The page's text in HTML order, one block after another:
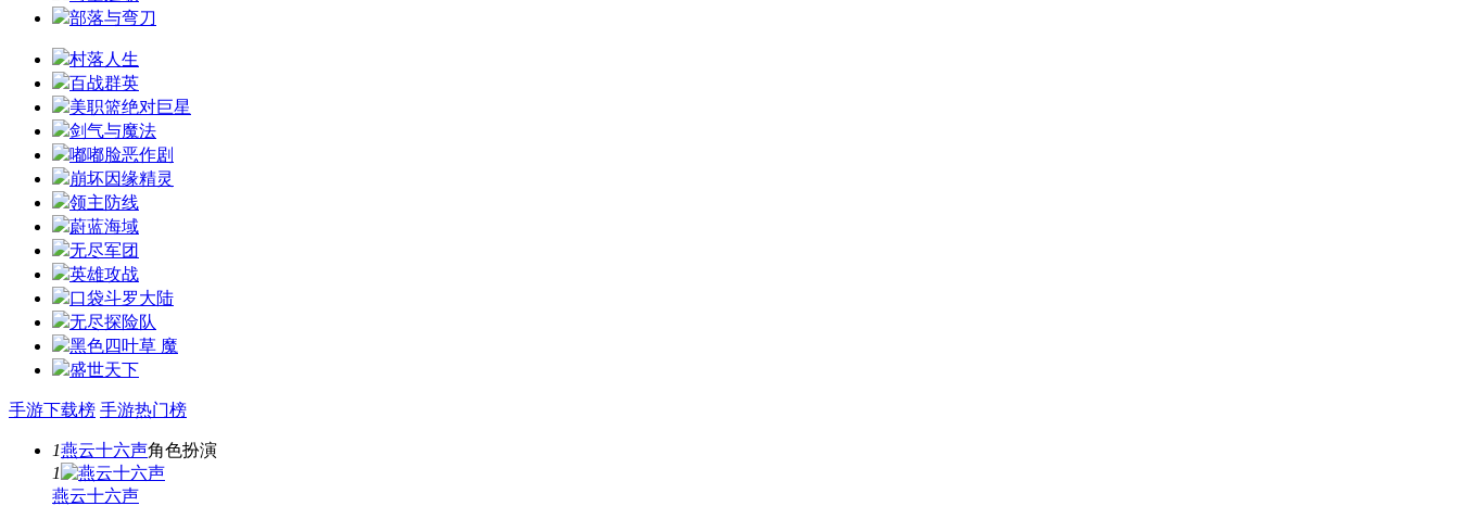
部落与弯刀
村落人生
百战群英
美职篮绝对巨星
剑气与魔法
嘟嘟脸恶作剧
崩坏因缘精灵
领主防线
蔚蓝海域
无尽军团
英雄攻战
口袋斗罗大陆
无尽探险队
黑色四叶草 魔
盛世天下
手游下载榜 手游热门榜
1燕云十六声角色扮演
1
燕云十六声